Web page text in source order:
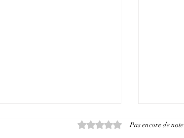
Noté 0 étoile sur 5.Pas encore de note